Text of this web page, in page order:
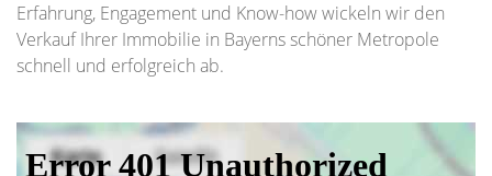
Erfahrung, Engagement und Know-how wickeln wir den
Verkauf Ihrer Immobilie in Bayerns schöner Metropole
schnell und erfolgreich ab.